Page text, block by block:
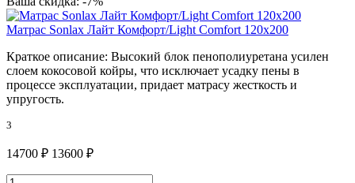
Матрас Sonlax Лайт Комфорт/Light Comfort 120x200
Краткое описание: Высокий блок пенополиуретана усилен
слоем кокосовой койры, что исключает усадку пены в
процессе эксплуатации, придает матрасу жесткость и
упругость.
3
14700 ₽ 13600 ₽